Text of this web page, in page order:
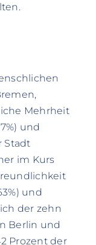
Mehrheit
und
Stadt
im Kurs
und
der zehn
Berlin und
Prozent der